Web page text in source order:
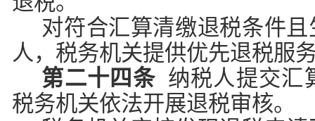
对符合汇算清缴退税条件
人，税务机关提供优先退税服
第二十四条 纳税人提交汇
税务机关依法开展退税审核。